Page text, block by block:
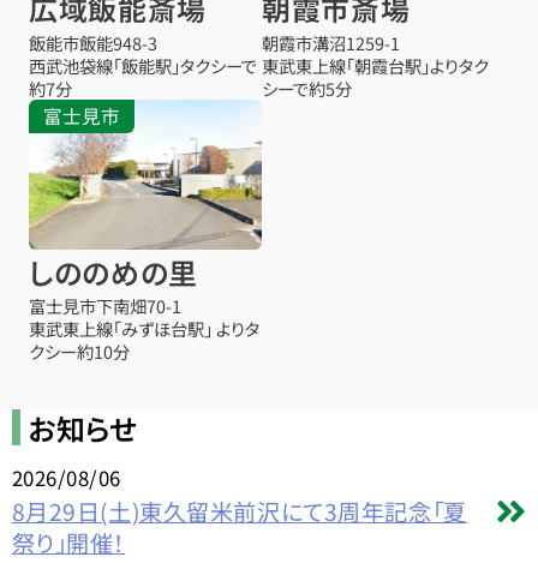
飯能市飯能948-3
西武池袋線「飯能駅」タクシーで
約7分
朝霞市溝沼1259-1
東武東上線「朝霞台駅」よりタク
シーで約5分
富士見市
しののめの里
富士見市下南畑70-1
東武東上線「みずほ台駅」 よりタ
クシー約10分
お知らせ
2026/08/06
8月29日(土)東久留米前沢にて3周年記念「夏
祭り」開催！